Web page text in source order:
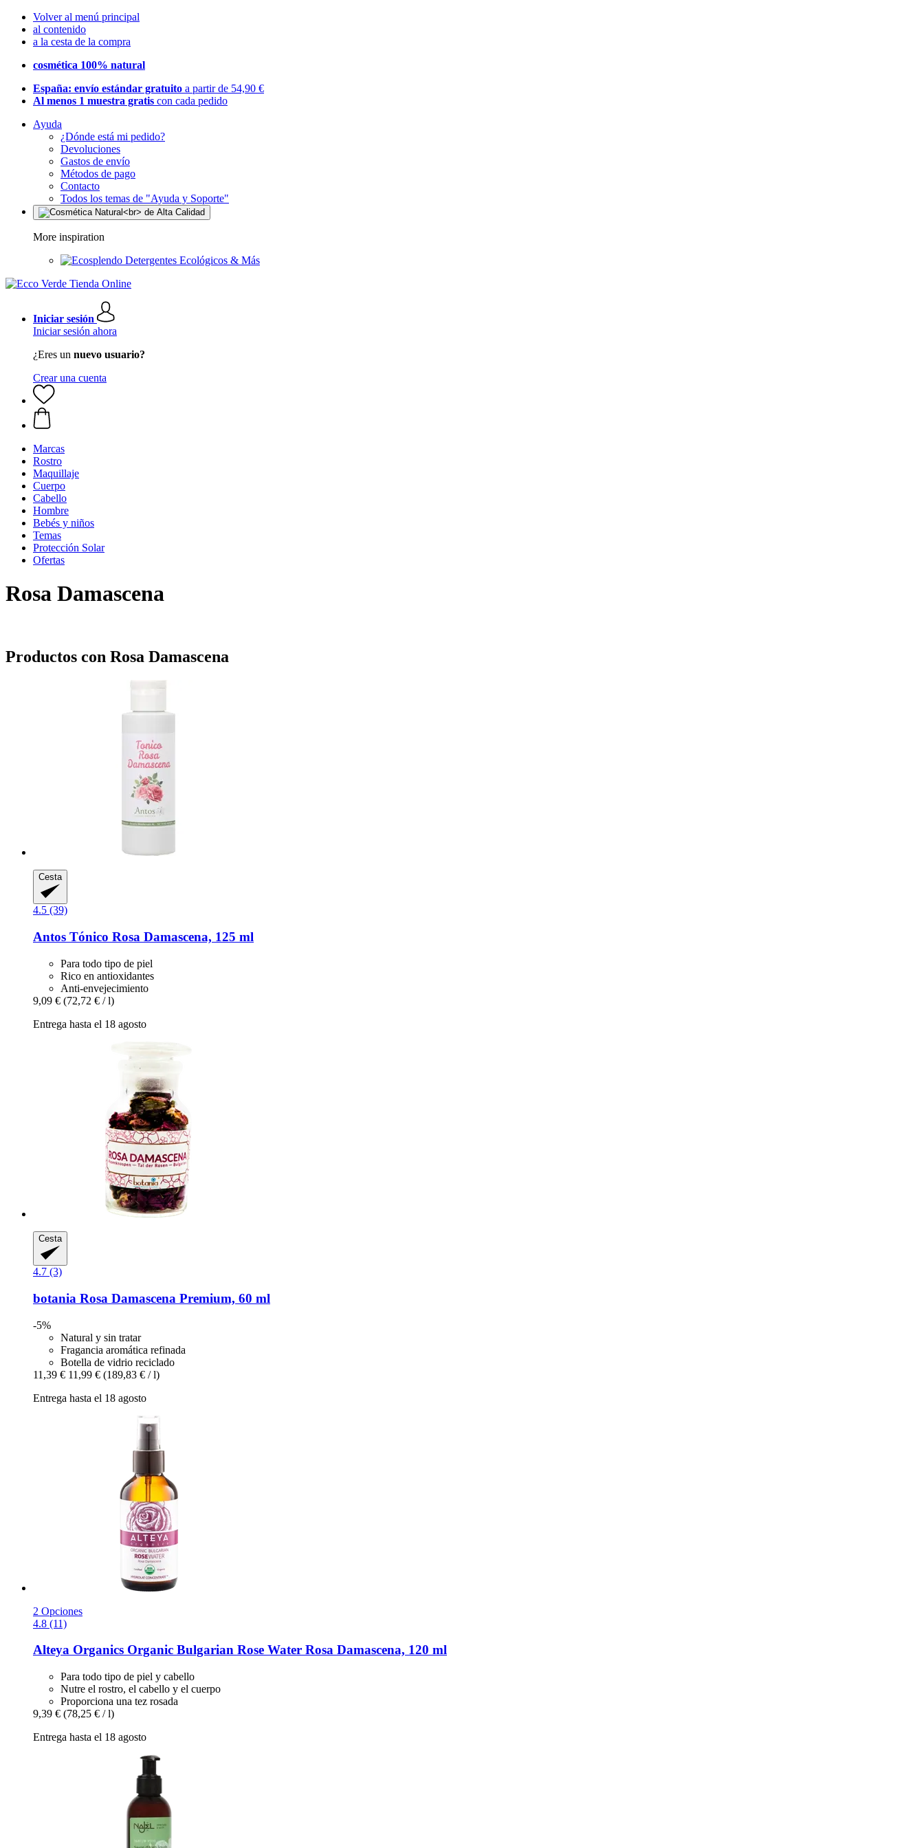
Volver al menú principal
al contenido
a la cesta de la compra
cosmética 100% natural
España: envío estándar gratuito a partir de 54,90 €
Al menos 1 muestra gratis con cada pedido
Ayuda
¿Dónde está mi pedido?
Devoluciones
Gastos de envío
Métodos de pago
Contacto
Todos los temas de "Ayuda y Soporte"
More inspiration
Detergentes Ecológicos & Más
Iniciar sesión
Iniciar sesión ahora
¿Eres un nuevo usuario?
Crear una cuenta
Marcas
Rostro
Maquillaje
Cuerpo
Cabello
Hombre
Bebés y niños
Temas
Protección Solar
Ofertas
Rosa Damascena
Productos con Rosa Damascena
Cesta
4.5 (39)
Antos Tónico Rosa Damascena, 125 ml
Para todo tipo de piel
Rico en antioxidantes
Anti-envejecimiento
9,09 € (72,72 € / l)
Entrega hasta el 18 agosto
Cesta
4.7 (3)
botania Rosa Damascena Premium, 60 ml
-5%
Natural y sin tratar
Fragancia aromática refinada
Botella de vidrio reciclado
11,39 € 11,99 € (189,83 € / l)
Entrega hasta el 18 agosto
2 Opciones
4.8 (11)
Alteya Organics Organic Bulgarian Rose Water Rosa Damascena, 120 ml
Para todo tipo de piel y cabello
Nutre el rostro, el cabello y el cuerpo
Proporciona una tez rosada
9,39 € (78,25 € / l)
Entrega hasta el 18 agosto